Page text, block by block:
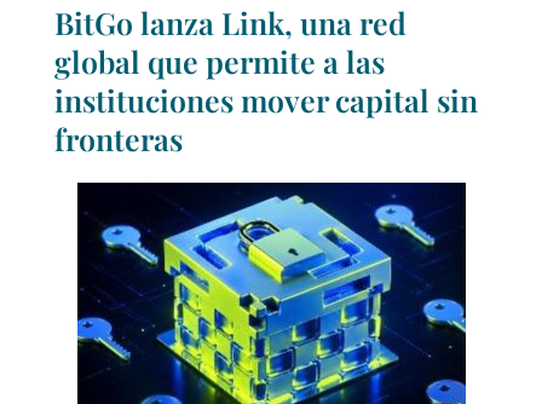
BitGo lanza Link, una red
global que permite a las
instituciones mover capital sin
fronteras